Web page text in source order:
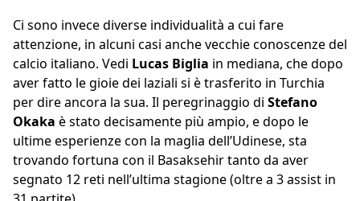
Ci sono invece diverse individualità a cui fare
attenzione, in alcuni casi anche vecchie conoscenze del
calcio italiano. Vedi Lucas Biglia in mediana, che dopo
aver fatto le gioie dei laziali si è trasferito in Turchia
per dire ancora la sua. Il peregrinaggio di Stefano
Okaka è stato decisamente più ampio, e dopo le
ultime esperienze con la maglia dell’Udinese, sta
trovando fortuna con il Basaksehir tanto da aver
segnato 12 reti nell’ultima stagione (oltre a 3 assist in